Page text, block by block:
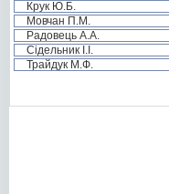
Крук Ю.Б.
Мовчан П.М.
Радовець А.А.
Сідельник І.І.
Трайдук М.Ф.